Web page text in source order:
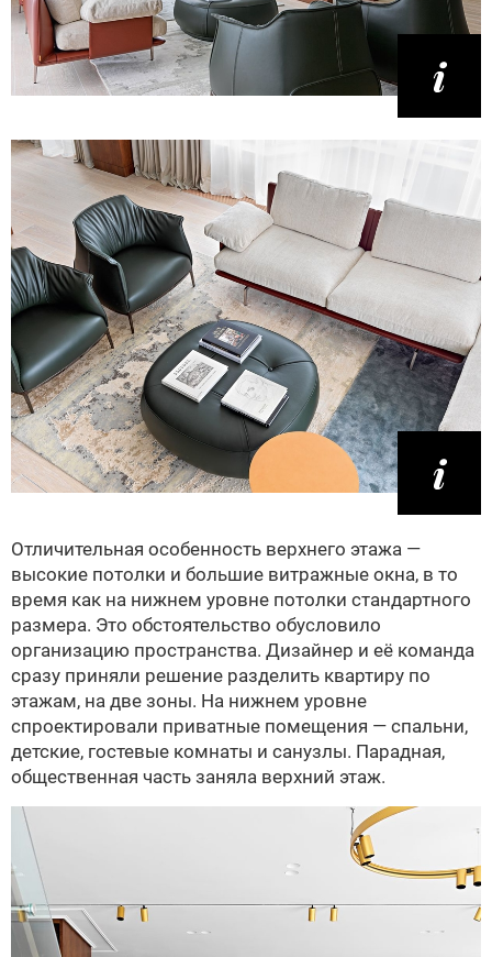
Отличительная особенность верхнего этажа —
высокие потолки и большие витражные окна, в то
время как на нижнем уровне потолки стандартного
размера. Это обстоятельство обусловило
организацию пространства. Дизайнер и её команда
сразу приняли решение разделить квартиру по
этажам, на две зоны. На нижнем уровне
спроектировали приватные помещения — спальни,
детские, гостевые комнаты и санузлы. Парадная,
общественная часть заняла верхний этаж.